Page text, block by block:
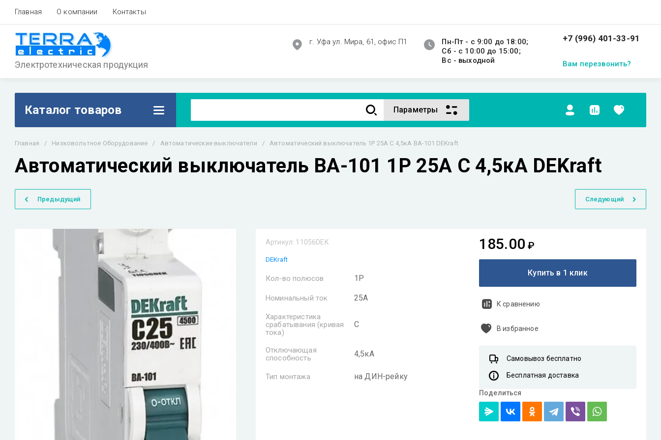
Главная О компании Контакты
Электротехническая продукция
г. Уфа ул. Мира, 61, офис П1
Пн-Пт - с 9:00 до 18:00;
Сб - с 10:00 до 15:00;
Вс - выходной
+7 (996) 401-33-91
Вам перезвонить?
Каталог товаров Параметры
Главная / Низковольтное Оборудование / Автоматические выключатели / Автоматический выключатель 1P 25А C 4,5кА ВА-101 DEKraft
Автоматический выключатель ВА-101 1P 25А C 4,5кА DEKraft
Предыдущий Следующий
Артикул: 11056DEK
DEKraft
Кол-во полюсов 1P
Номинальный ток 25А
Характеристика
срабатывания (кривая
тока)
C
Отключающая
способность
4,5кА
Тип монтажа на ДИН-рейку
185.00 ₽
Купить в 1 клик
К сравнению
В избранное
Самовывоз бесплатно
Бесплатная доставка
Поделиться